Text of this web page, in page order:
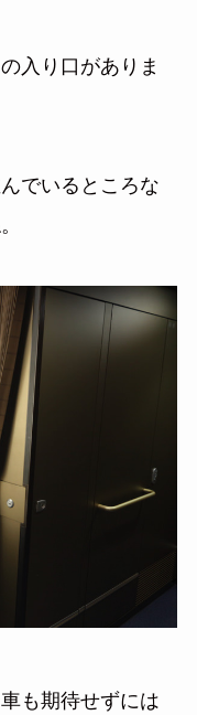
入り口がありま
でいるところな
も期待せずには